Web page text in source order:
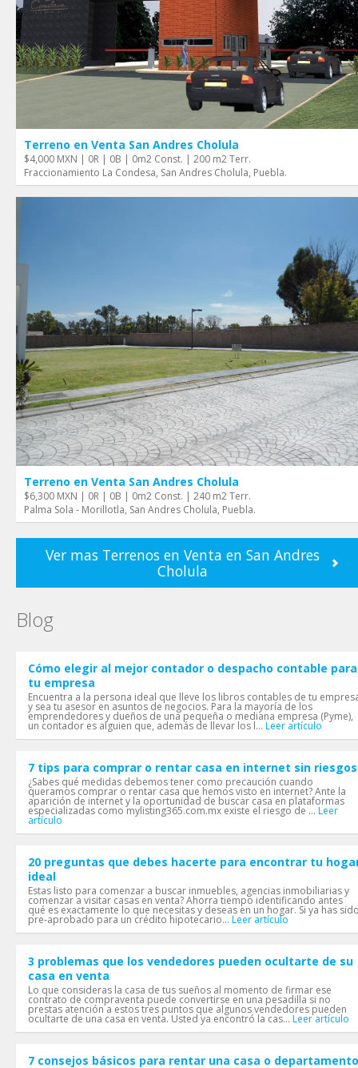
Terreno en Venta San Andres Cholula
$4,000 MXN | 0R | 0B | 0m2 Const. | 200 m2 Terr.
Fraccionamiento La Condesa, San Andres Cholula, Puebla.
Terreno en Venta San Andres Cholula
$6,300 MXN | 0R | 0B | 0m2 Const. | 240 m2 Terr.
Palma Sola - Morillotla, San Andres Cholula, Puebla.
Ver mas Terrenos en Venta en San Andres
Cholula
Blog
Cómo elegir al mejor contador o despacho contable para
tu empresa
Encuentra a la persona ideal que lleve los libros contables de tu
y sea tu asesor en asuntos de negocios. Para la mayoría de los
emprendedores y dueños de una pequeña o mediana empresa (Pyme),
un contador es alguien que, además de llevar los l... Leer artículo
7 tips para comprar o rentar casa en internet sin riesgos
¿Sabes qué medidas debemos tener como precaución cuando
queramos comprar o rentar casa que hemos visto en internet? Ante la
aparición de internet y la oportunidad de buscar casa en plataformas
especializadas como mylisting365.com.mx existe el riesgo de ... Leer
artículo
20 preguntas que debes hacerte para encontrar tu
ideal
Estas listo para comenzar a buscar inmuebles, agencias inmobiliarias y
comenzar a visitar casas en venta? Ahorra tiempo identificando antes
qué es exactamente lo que necesitas y deseas en un hogar. Si ya has
pre-aprobado para un crédito hipotecario... Leer artículo
3 problemas que los vendedores pueden ocultarte de su
casa en venta
Lo que consideras la casa de tus sueños al momento de firmar ese
contrato de compraventa puede convertirse en una pesadilla si no
prestas atención a estos tres puntos que algunos vendedores pueden
ocultarte de una casa en venta. Usted ya encontró la cas... Leer artículo
7 consejos básicos para rentar una casa o departamento